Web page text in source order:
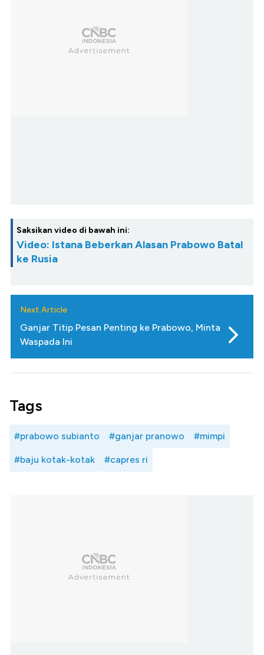
Saksikan video di bawah ini:
Video: Istana Beberkan Alasan Prabowo Batal
ke Rusia
Next Article
Ganjar Titip Pesan Penting ke Prabowo, Minta
Waspada Ini
Tags
#prabowo subianto #ganjar pranowo #mimpi
#baju kotak-kotak #capres ri